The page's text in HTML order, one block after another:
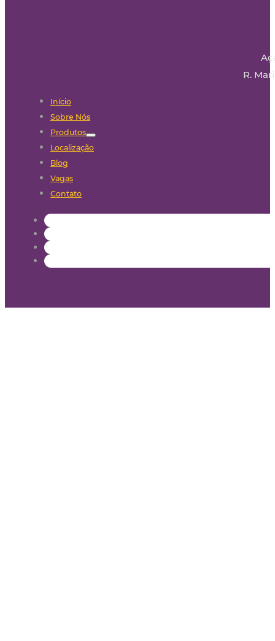
R.
Início
Sobre Nós
Produtos
Localização
Blog
Vagas
Contato